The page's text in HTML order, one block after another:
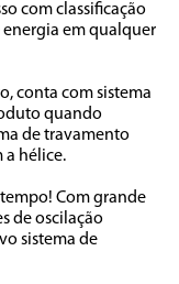
com classificação
energia em qualquer
conta com sistema
quando
de travamento
a hélice.
Com grande
de oscilação
sistema de